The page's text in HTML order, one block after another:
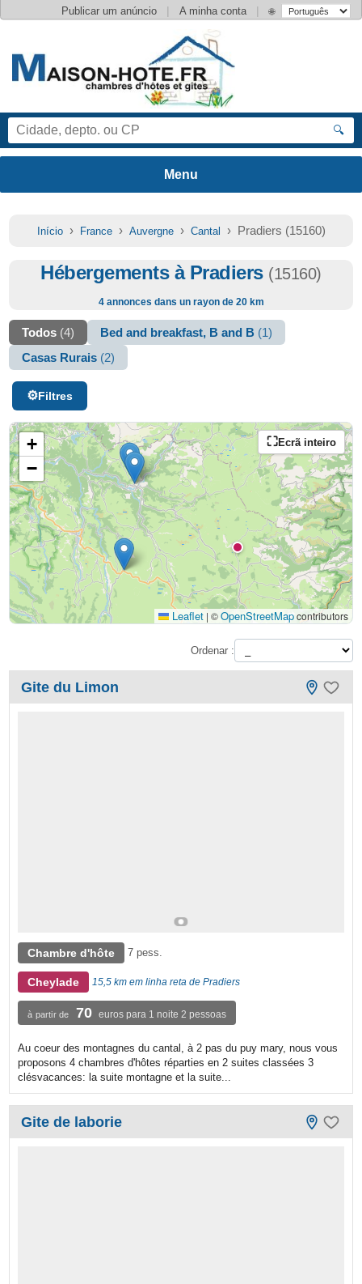
Publicar um anúncio | A minha conta | 🌐
🔍
Início› France› Auvergne› Cantal › Pradiers (15160)
Hébergements à Pradiers (15160)
4 annonces dans un rayon de 20 km
Todos (4) Bed and breakfast, B and B (1)
Casas Rurais (2)
Filtres
Ecrã inteiro
+
−
Leaflet | ©OpenStreetMapcontributors
Ordenar :
Gite du Limon
Chambre d'hôte 7 pess.
Cheylade 15,5 km em linha reta de Pradiers
à partir de 70 euros para 1 noite 2 pessoas
Au coeur des montagnes du cantal, à 2 pas du puy mary, nous vous
proposons 4 chambres d'hôtes réparties en 2 suites classées 3
clésvacances: la suite montagne et la suite...
Gite de laborie